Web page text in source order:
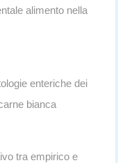
alimento nella
enteriche dei
bianca
tra empirico e